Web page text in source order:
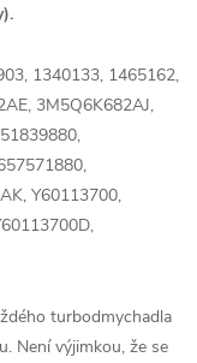
1340133, 1465162,
3M5Q6K682AJ,
Y60113700,
turbodmychadla
Není výjimkou, že se